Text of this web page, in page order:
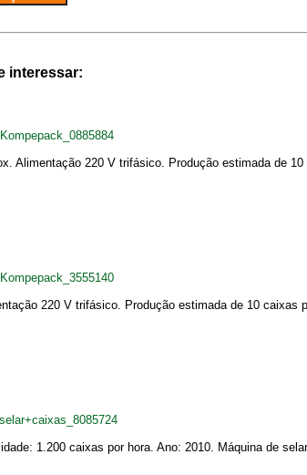
interessar:
Alimentação 220 V trifásico. Produção estimada de
220 V trifásico. Produção estimada de 10 caixas
1.200 caixas por hora. Ano: 2010. Máquina de